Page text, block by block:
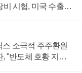
비 시험, 미국 수출통
소극적 주주환원
, "반도체 호황 지속